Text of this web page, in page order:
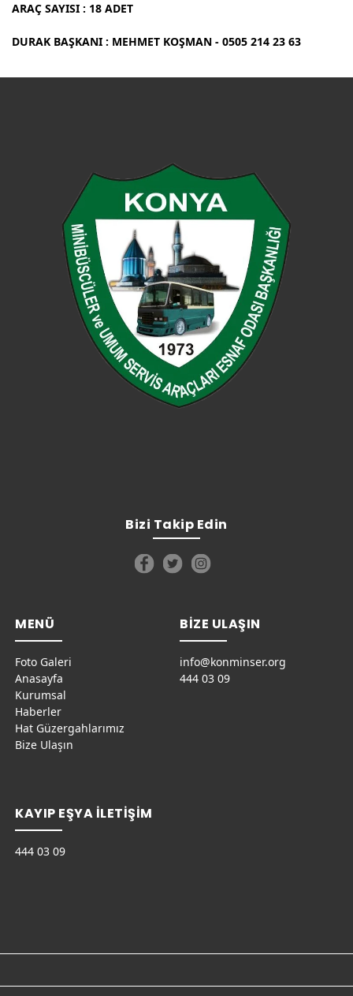
ARAÇ SAYISI : 18 ADET
DURAK BAŞKANI : MEHMET KOŞMAN - 0505 214 23 63
Bizi Takip Edin
MENÜ
Foto Galeri
Anasayfa
Kurumsal
Haberler
Hat Güzergahlarımız
Bize Ulaşın
BİZE ULAŞIN
info@konminser.org
444 03 09
KAYIP EŞYA İLETİŞİM
444 03 09